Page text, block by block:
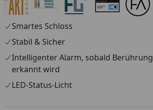
Smartes Schloss
Stabil & Sicher
Intelligenter Alarm, sobald Berührung
erkannt wird
LED-Status-Licht